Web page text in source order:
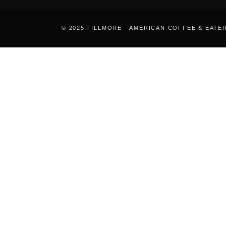
© 2025 FILLMORE - AMERICAN COFFEE &